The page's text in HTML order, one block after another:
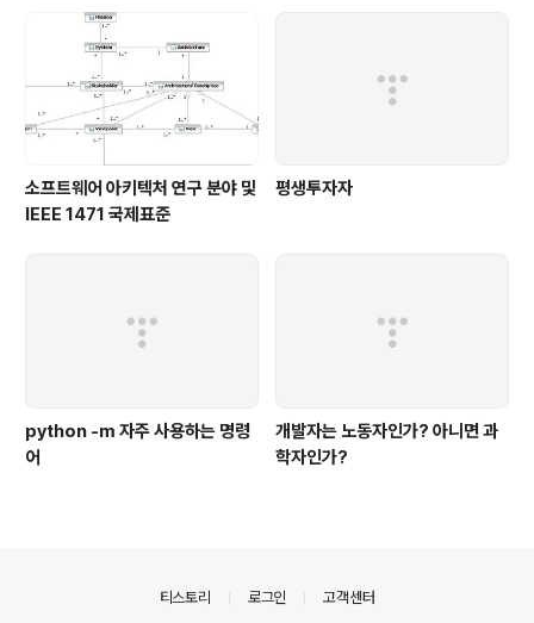
소프트웨어 아키텍처 연구 분야 및
IEEE 1471 국제표준
평생투자자
python -m 자주 사용하는 명령
어
개발자는 노동자인가? 아니면 과
학자인가?
티스토리 로그인 고객센터